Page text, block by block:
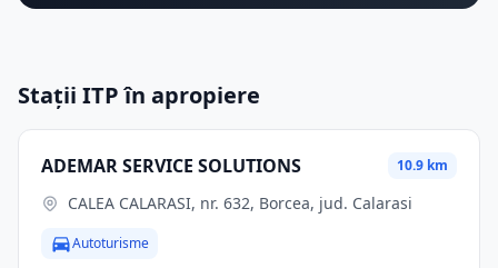
Stații ITP în apropiere
ADEMAR SERVICE SOLUTIONS 10.9 km
CALEA CALARASI, nr. 632, Borcea, jud. Calarasi
Autoturisme